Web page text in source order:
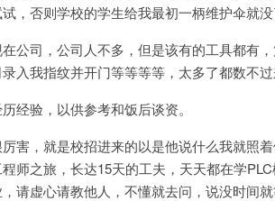
，否则学校的学生给我最初一柄维护伞就没
公司，公司人不多，但是该有的工具都有
入我指纹并开门等等等等，太多了都数不过
经验，以供参考和饭后谈资。
害，就是校招进来的以是他说什么我就照
师之旅，长达15天的工夫，天天都在学
请虚心请教他人，不懂就去问，说没时间